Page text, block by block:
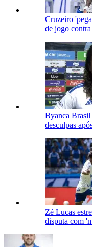
Cruzeiro
de jogo
Byanca Brasil
desculpas
Zé Lucas
disputa com